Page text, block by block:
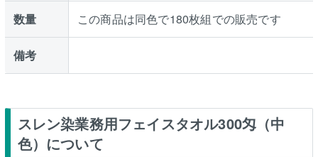
数量 この商品は同色で180枚組での販売です
備考
スレン染業務用フェイスタオル300匁（中
色）について